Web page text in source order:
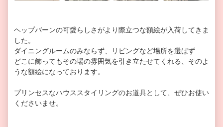
ヘップバーンの可愛らしさがより際立つな額絵が入荷してきま
した。
ダイニングルームのみならず、リビングなど場所を選ばず
どこに飾ってもその場の雰囲気を引き立たせてくれる、そのよ
うな額絵になっております。
プリンセスなハウススタイリングのお道具として、ぜひお使い
くださいませ。